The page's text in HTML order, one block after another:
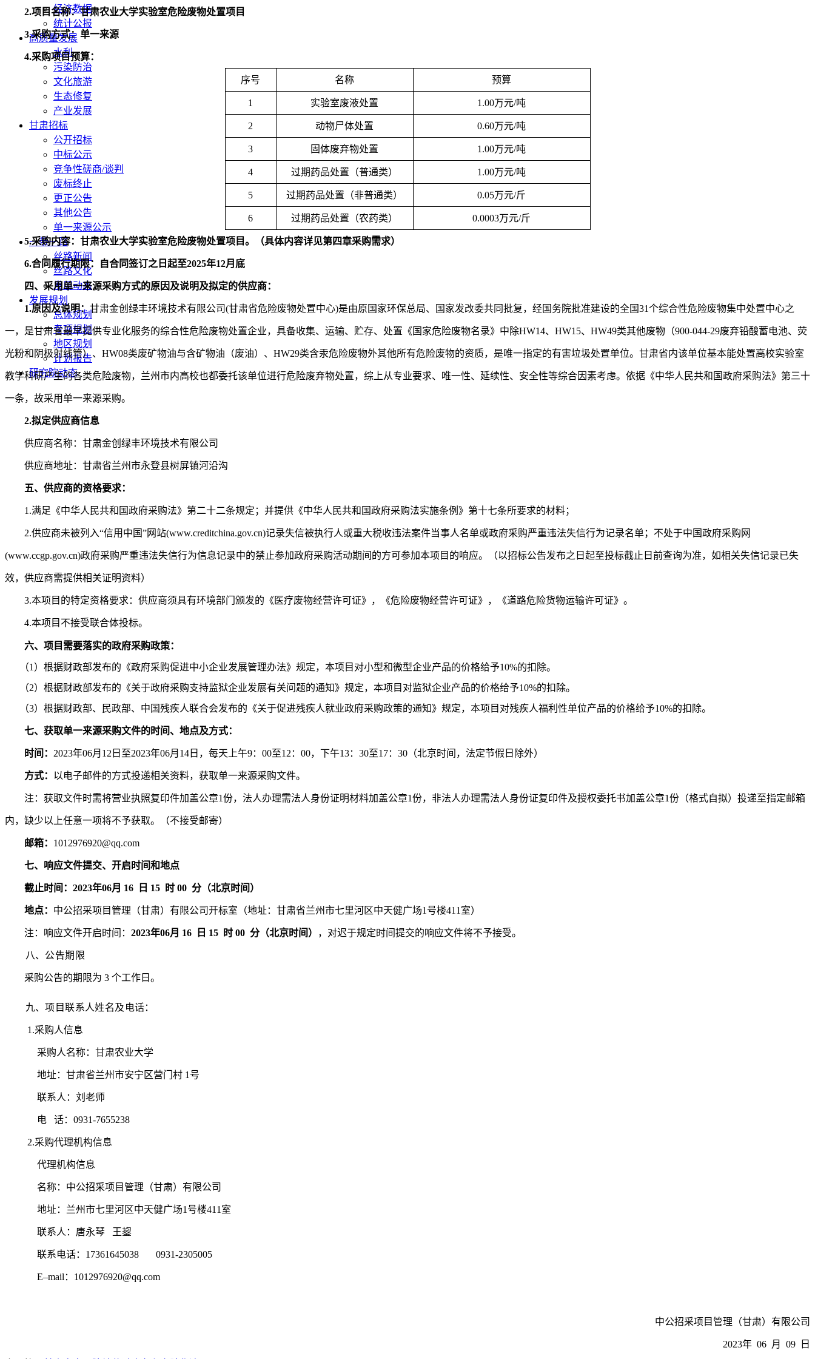
经济数据
统计公报
高质量发展
水利
污染防治
文化旅游
生态修复
产业发展
甘肃招标
公开招标
中标公示
竞争性磋商/谈判
废标终止
更正公告
其他公告
单一来源公示
一带一路
丝路新闻
丝路文化
发展动态
发展规划
总体规划
专项规划
地区规划
计划报告
研究院动态
2.项目名称：甘肃农业大学实验室危险废物处置项目
3.采购方式：单一来源
4.采购项目预算：
序号 名称 预算
1 实验室废液处置 1.00万元/吨
2 动物尸体处置 0.60万元/吨
3 固体废弃物处置 1.00万元/吨
4 过期药品处置（普通类） 1.00万元/吨
5 过期药品处置（非普通类） 0.05万元/斤
6 过期药品处置（农药类） 0.0003万元/斤
5.采购内容：甘肃农业大学实验室危险废物处置项目。（具体内容详见第四章采购需求）
6.合同履行期限：自合同签订之日起至2025年12月底
四、采用单一来源采购方式的原因及说明及拟定的供应商：
1.原因及说明：甘肃金创绿丰环境技术有限公司(甘肃省危险废物处置中心)是由原国家环保总局、国家发改委共同批复，经国务院批准建设的全国31个综合性危险废物集中处置中心之
一，是甘肃省最早提供专业化服务的综合性危险废物处置企业，具备收集、运输、贮存、处置《国家危险废物名录》中除HW14、HW15、HW49类其他废物（900-044-29废弃铅酸蓄电池、荧
光粉和阴极射线管）、HW08类废矿物油与含矿物油（废油）、HW29类含汞危险废物外其他所有危险废物的资质，是唯一指定的有害垃圾处置单位。甘肃省内该单位基本能处置高校实验室
教学科研产生的各类危险废物，兰州市内高校也都委托该单位进行危险废弃物处置，综上从专业要求、唯一性、延续性、安全性等综合因素考虑。依据《中华人民共和国政府采购法》第三十
一条，故采用单一来源采购。
2.拟定供应商信息
供应商名称：甘肃金创绿丰环境技术有限公司
供应商地址：甘肃省兰州市永登县树屏镇河沿沟
五、供应商的资格要求：
1.满足《中华人民共和国政府采购法》第二十二条规定；并提供《中华人民共和国政府采购法实施条例》第十七条所要求的材料；
2.供应商未被列入“信用中国”网站(www.creditchina.gov.cn)记录失信被执行人或重大税收违法案件当事人名单或政府采购严重违法失信行为记录名单；不处于中国政府采购网
(www.ccgp.gov.cn)政府采购严重违法失信行为信息记录中的禁止参加政府采购活动期间的方可参加本项目的响应。 （以招标公告发布之日起至投标截止日前查询为准，如相关失信记录已失
效，供应商需提供相关证明资料）
3.本项目的特定资格要求：供应商须具有环境部门颁发的《医疗废物经营许可证》，《危险废物经营许可证》，《道路危险货物运输许可证》 。
4.本项目不接受联合体投标。
六、项目需要落实的政府采购政策：
（1 ）根据财政部发布的《政府采购促进中小企业发展管理办法》规定，本项目对小型和微型企业产品的价格给予10%的扣除。
（2）根据财政部发布的《关于政府采购支持监狱企业发展有关问题的通知》规定，本项目对监狱企业产品的价格给予10%的扣除。
（3）根据财政部、民政部、中国残疾人联合会发布的《关于促进残疾人就业政府采购政策的通知》规定，本项目对残疾人福利性单位产品的价格给予10%的扣除。
七、获取单一来源采购文件的时间、地点及方式：
时间： 2023年06月 12 日至2023年06月 14 日，每天上午9：00至12：00，下午13：30至17：30（北京时间，法定节假日除外）
方式： 以电子邮件的方式投递相关资料，获取单一来源采购文件。
注：获取文件时需将营业执照复印件加盖公章1份，法人办理需法人身份证明材料加盖公章1份，非法人办理需法人身份证复印件及授权委托书加盖公章1份（格式自拟）投递至指定邮箱
内，缺少以上任意一项将不予获取。（不接受邮寄）
邮箱： 1012976920@qq.com
七、响应文件提交、开启时间和地点
截止时间：2023年06月 16 日 15 时 00 分（北京时间）
地点： 中公招采项目管理（甘肃）有限公司开标室（地址：甘肃省兰州市七里河区中天健广场1号楼411室）
注：响应文件开启时间： 2023年06月 16 日 15 时 00 分（北京时间） ，对迟于规定时间提交的响应文件将不予接受。
八、 公告期限
采购公告的期限为 3 个工作日。
九、项目联系人姓名及电话：
1.采购人信息
采购人名称：甘肃农业大学
地址：甘肃省兰州市安宁区营门村1号
联系人：刘老师
电 话： 0931-7655238
2.采购代理机构信息
代理机构信息
名称：中公招采项目管理（甘肃）有限公司
地址：兰州市七里河区中天健广场1号楼411室
联系人：唐永琴 王鋆
联系电话： 17361645038 0931-2305005
E–mail：1012976920@qq.com
中公招采项目管理（甘肃）有限公司
2023年 06 月 09
日